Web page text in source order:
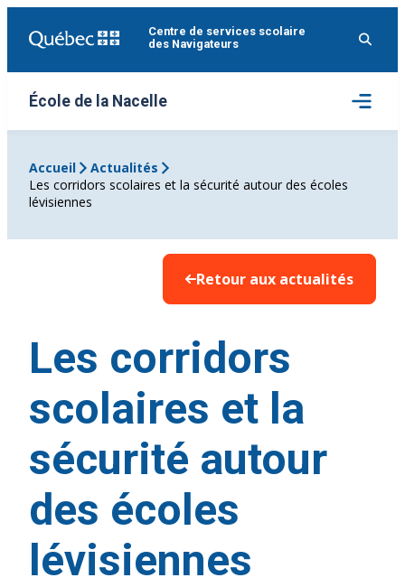
Centre de services scolaire
des Navigateurs
École de la Nacelle
Ouvrir
le
menu
Accueil
Actualités
Les corridors scolaires et la sécurité autour des écoles
lévisiennes
Retour aux actualités
Les corridors
scolaires et la
sécurité autour
des écoles
lévisiennes